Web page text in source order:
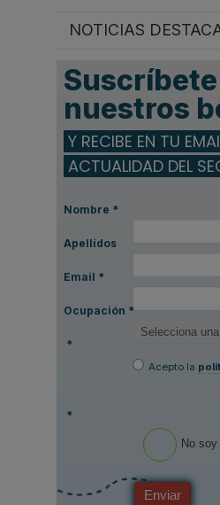
NOTICIAS
Suscríbete
nuestros
Y RECIBE EN TU
ACTUALIDAD DEL
Nombre *
Apellidos
Email *
Ocupación *
*
Acepto la
*
No
Enviar